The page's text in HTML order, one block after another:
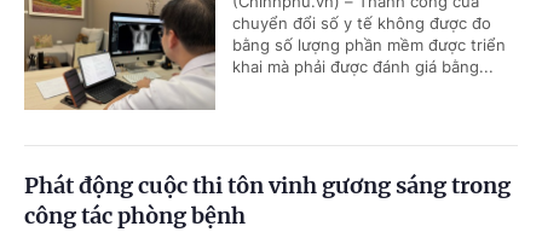
chuyển đổi số y tế không được đo
bằng số lượng phần mềm được triển
khai mà phải được đánh giá bằng...
Phát động cuộc thi tôn vinh gương sáng trong
công tác phòng bệnh